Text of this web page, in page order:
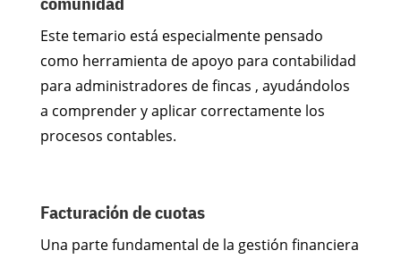
Este temario está especialmente pensado
como herramienta de apoyo para contabilidad
para administradores de fincas , ayudándolos
a comprender y aplicar correctamente los
procesos contables.
Facturación de cuotas
Una parte fundamental de la gestión financiera